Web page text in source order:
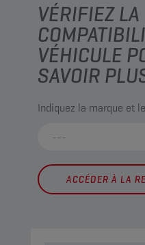
VÉRIFIEZ LA
VÉHICULE
SAVOIR
Indiquez la marque et
ACCÉDER À LA